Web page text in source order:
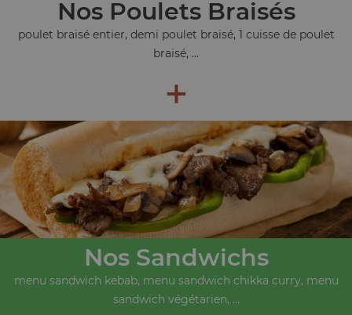
Nos Poulets Braisés
poulet braisé entier, demi poulet braisé, 1 cuisse de poulet
braisé, ...
+
Nos Sandwichs
menu sandwich kebab, menu sandwich chikka curry, menu
sandwich végétarien, ...